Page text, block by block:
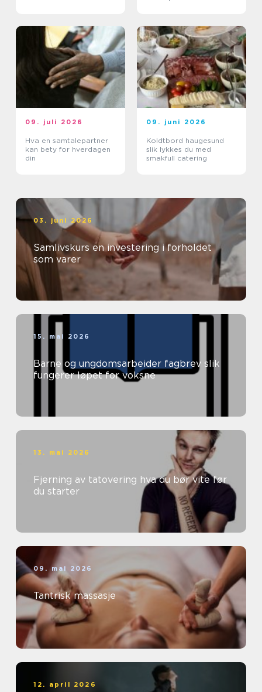
09. juli 2026
Hva en samtalepartner
kan bety for hverdagen
din
09. juni 2026
Koldtbord haugesund
slik lykkes du med
smakfull catering
03. juni 2026
Samlivskurs en investering i forholdet
som varer
15. mai 2026
Barne og ungdomsarbeider fagbrev slik
fungerer løpet for voksne
13. mai 2026
Fjerning av tatovering hva du bør vite før
du starter
09. mai 2026
Tantrisk massasje
12. april 2026